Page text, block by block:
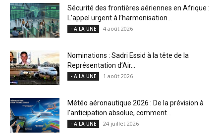
Sécurité des frontières aériennes en Afrique :
L’appel urgent à l’harmonisation...
- A LA UNE 4 août 2026
Nominations : Sadri Essid à la tête de la
Représentation d’Air...
- A LA UNE 1 août 2026
Météo aéronautique 2026 : De la prévision à
l’anticipation absolue, comment...
- A LA UNE 24 juillet 2026